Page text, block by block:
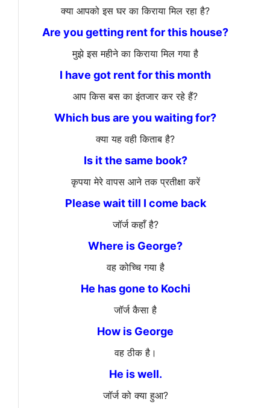
क्या आपको इस घर का किराया मिल रहा है?
Are you getting rent for this house?
मुझे इस महीने का किराया मिल गया है
I have got rent for this month
आप किस बस का इंतजार कर रहे हैं?
Which bus are you waiting for?
क्या यह वही किताब है?
Is it the same book?
कृपया मेरे वापस आने तक प्रतीक्षा करें
Please wait till I come back
जॉर्ज कहाँ है?
Where is George?
वह कोच्चि गया है
He has gone to Kochi
जॉर्ज कैसा है
How is George
वह ठीक है।
He is well.
जॉर्ज को क्या हुआ?